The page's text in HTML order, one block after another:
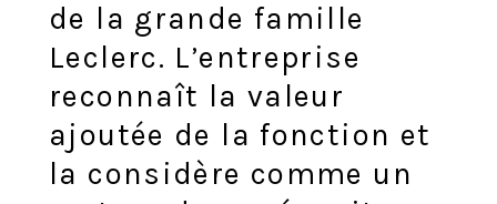
de la grande famille
Leclerc. L’entreprise
reconnaît la valeur
ajoutée de la fonction et
la considère comme un